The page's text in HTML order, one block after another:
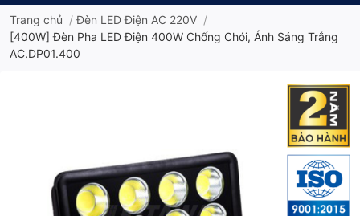
Trang chủ /Đèn LED Điện AC 220V /
[400W] Đèn Pha LED Điện 400W Chống Chói, Ánh Sáng Trắng
AC.DP01.400